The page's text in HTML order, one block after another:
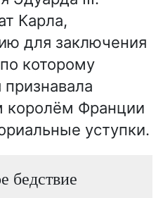
Карла,
для заключения
которому
признавала
королём Франции
уступки.
бедствие